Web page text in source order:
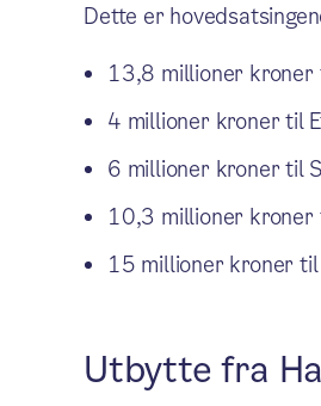
Dette er
13,8 millioner kroner
4 millioner kroner til
6 millioner kroner til
10,3 millioner kroner
15 millioner kroner
Utbytte fra